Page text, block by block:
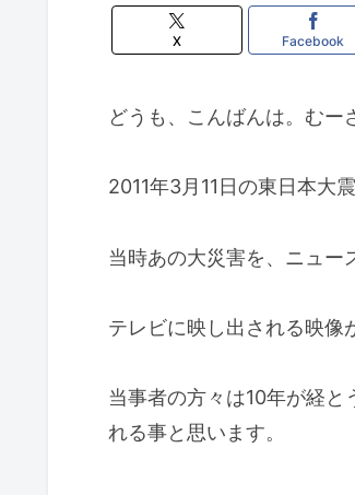
X Facebook
どうも、こんばんは。むー
2011年3月11日の東日本大
当時あの大災害を、ニュー
テレビに映し出される映像
当事者の方々は10年が経
れる事と思います。